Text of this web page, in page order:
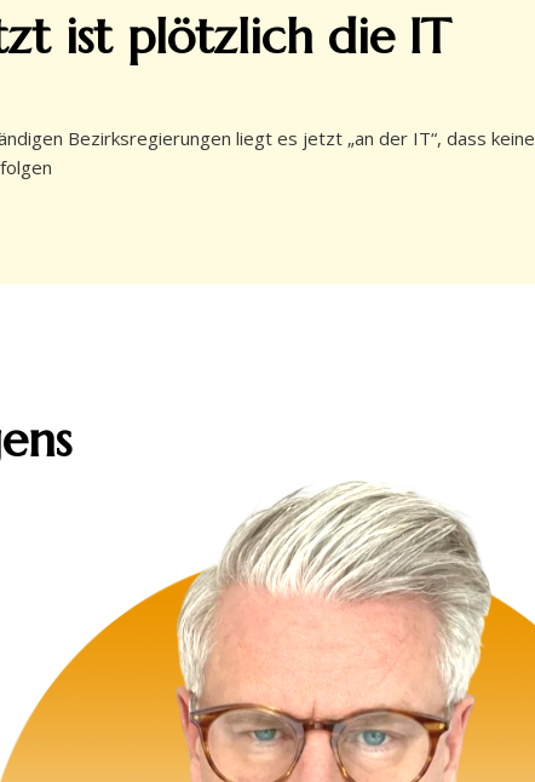
ist plötzlich die IT
Bezirksregierungen liegt es jetzt „an der IT“, dass keine